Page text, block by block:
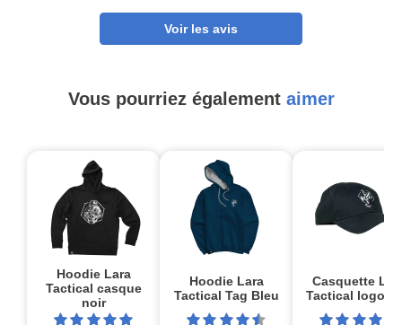
Voir les avis
Vous pourriez également aimer
Hoodie Lara
Tactical casque
noir
Hoodie Lara
Tactical Tag Bleu
Casquette
Tactical logo